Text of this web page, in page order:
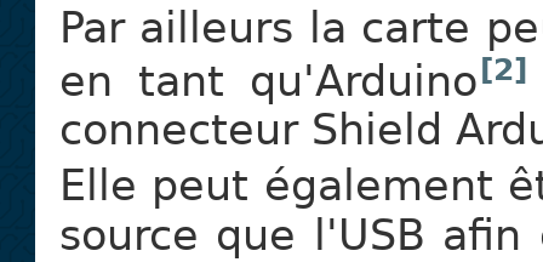
Par ailleurs la carte
en tant qu'Arduino[2]
connecteur Shield
Elle peut également
source que l'USB